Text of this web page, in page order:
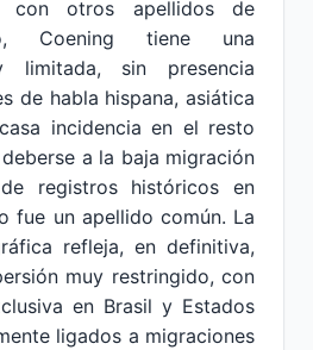
con otros apellidos de
Coening tiene una
limitada, sin presencia
de habla hispana, asiática
incidencia en el resto
a la baja migración
registros históricos en
fue un apellido común. La
refleja, en definitiva,
muy restringido, con
en Brasil y Estados
ligados a migraciones